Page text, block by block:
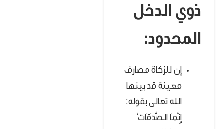
ذوي الدخل
المحدود:
إن للزكاة مصارف
معينة قد بينها
الله تعالى بقوله:
إِنَّمَا الصَّدَقَاتُ